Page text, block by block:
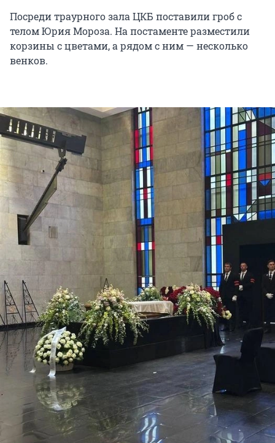
Посреди траурного зала ЦКБ поставили гроб с
телом Юрия Мороза. На постаменте разместили
корзины с цветами, а рядом с ним — несколько
венков.